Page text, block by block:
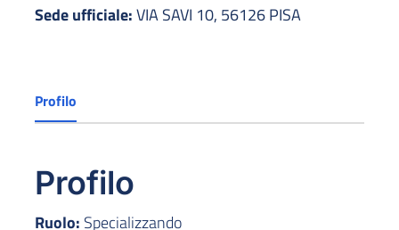
Sede ufficiale:VIA SAVI 10, 56126 PISA
Profilo
Profilo
Ruolo: Specializzando